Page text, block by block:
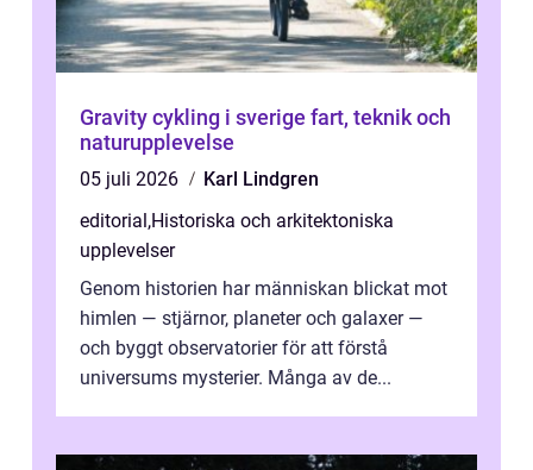
Gravity cykling i sverige fart, teknik och
naturupplevelse
05 juli 2026
Karl Lindgren
editorial ,Historiska och arkitektoniska
upplevelser
Genom historien har människan blickat mot
himlen — stjärnor, planeter och galaxer —
och byggt observatorier för att förstå
universums mysterier. Många av de...